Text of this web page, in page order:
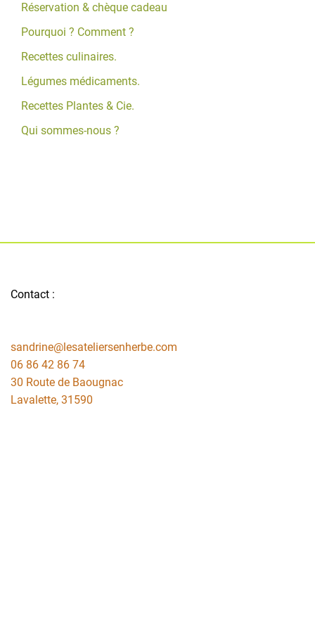
Réservation & chèque cadeau
Pourquoi ? Comment ?
Recettes culinaires.
Légumes médicaments.
Recettes Plantes & Cie.
Qui sommes-nous ?
Contact :
sandrine@lesateliersenherbe.com
06 86 42 86 74
30 Route de Baougnac
Lavalette, 31590